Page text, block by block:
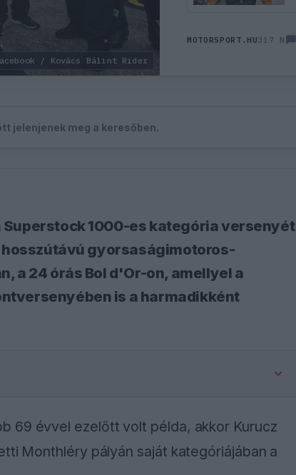
/ Kovács Bálint Rider
MOTORSPORT.HU317 N
jelenjenek meg a keresőben.
1000-es kategória versenyét
gyorsaságimotoros-
a 24 órás Bol d'Or-on, amellyel a
is a harmadikként
69 évvel ezelőtt volt példa, akkor Kurucz
Monthléry pályán saját kategóriájában a